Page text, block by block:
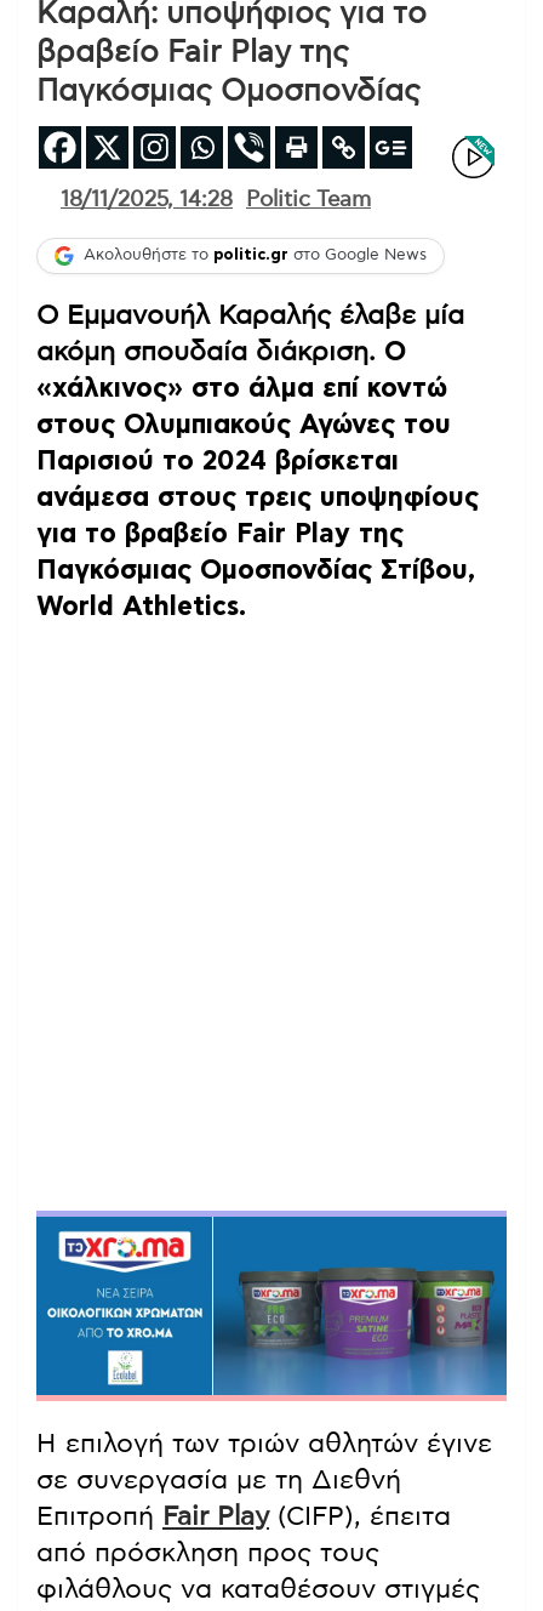
Καραλή: υποψήφιος για το
βραβείο Fair Play της
Παγκόσμιας Ομοσπονδίας
18/11/2025, 14:28 Politic Team
Ακολουθήστε το politic.gr στο Google News
Ο Εμμανουήλ Καραλής έλαβε μία
ακόμη σπουδαία διάκριση. Ο
«χάλκινος» στο άλμα επί κοντώ
στους Ολυμπιακούς Αγώνες του
Παρισιού το 2024 βρίσκεται
ανάμεσα στους τρεις υποψηφίους
για το βραβείο Fair Play της
Παγκόσμιας Ομοσπονδίας Στίβου,
World Athletics.
Η επιλογή των τριών αθλητών έγινε
σε συνεργασία με τη Διεθνή
Επιτροπή Fair Play(CIFP), έπειτα
από πρόσκληση προς τους
φιλάθλους να καταθέσουν στιγμές